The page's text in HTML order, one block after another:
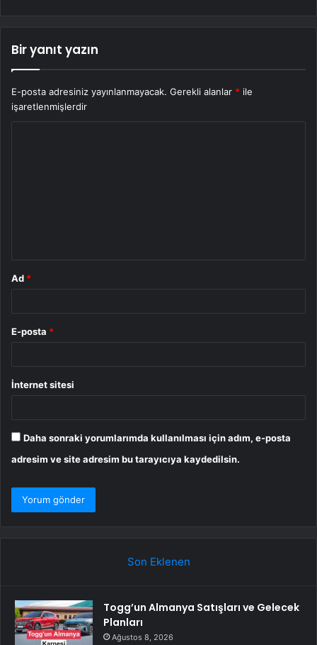
Bir yanıt yazın
E-posta adresiniz yayınlanmayacak. Gerekli alanlar * ile
işaretlenmişlerdir
Ad *
E-posta *
İnternet sitesi
Daha sonraki yorumlarımda kullanılması için adım, e-posta
adresim ve site adresim bu tarayıcıya kaydedilsin.
Son Eklenen
Togg’un Almanya Satışları ve Gelecek
Planları
Ağustos 8, 2026